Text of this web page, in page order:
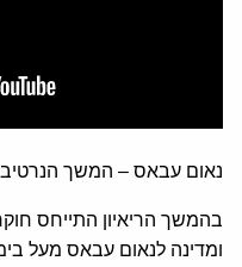
נאום עבאס – המשך הנרטיב
בהמשך הריאיון התייחס
ומדינה לנאום עבאס מעל